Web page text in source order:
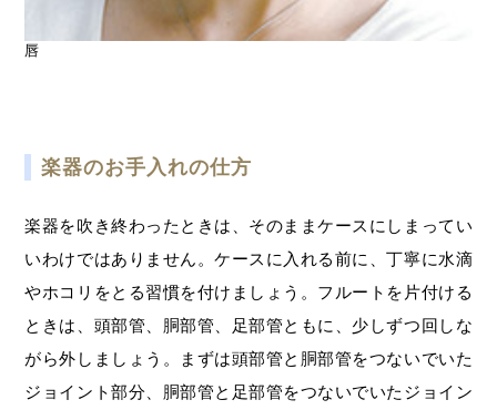
唇
楽器のお手入れの仕方
楽器を吹き終わったときは、そのままケースにしまってい
いわけではありません。ケースに入れる前に、丁寧に水滴
やホコリをとる習慣を付けましょう。フルートを片付ける
ときは、頭部管、胴部管、足部管ともに、少しずつ回しな
がら外しましょう。まずは頭部管と胴部管をつないでいた
ジョイント部分、胴部管と足部管をつないでいたジョイン